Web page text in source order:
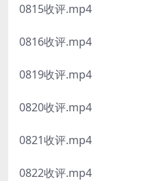
0815收评.mp4
0816收评.mp4
0819收评.mp4
0820收评.mp4
0821收评.mp4
0822收评.mp4